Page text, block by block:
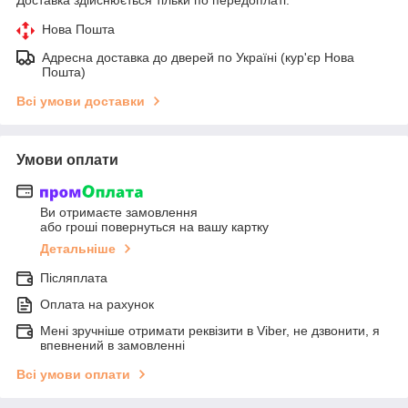
Нова Пошта
Адресна доставка до дверей по Україні (кур'єр Нова
Пошта)
Всі умови доставки
Умови оплати
Ви отримаєте замовлення
або гроші повернуться на вашу картку
Детальніше
Післяплата
Оплата на рахунок
Мені зручніше отримати реквізити в Viber, не дзвонити, я
впевнений в замовленні
Всі умови оплати